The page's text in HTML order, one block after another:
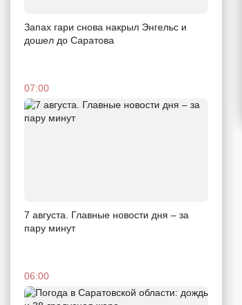
Запах гари снова накрыл Энгельс и
дошел до Саратова
07:00
7 августа. Главные новости дня – за
пару минут
06:00